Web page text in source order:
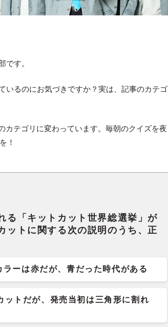
です。
いるのにお気づきですか？実は、記事のカテゴ
カテゴリに変わっています。毎朝のクイズを夜
！
る「キットカット世界総選挙」が
ットに関する次の説明のうち、正
ーは赤だが、青だった時代がある
ットだが、発売当初は三角形に割れ